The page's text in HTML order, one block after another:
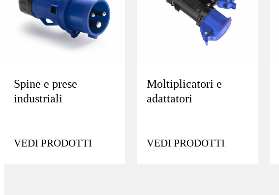
Spine e prese
industriali
VEDI PRODOTTI
Moltiplicatori e
adattatori
VEDI PRODOTTI